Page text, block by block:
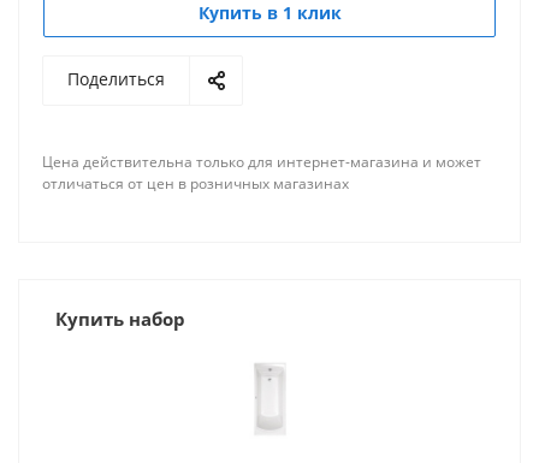
Купить в 1 клик
Поделиться
Цена действительна только для интернет-магазина и может
отличаться от цен в розничных магазинах
Купить набор